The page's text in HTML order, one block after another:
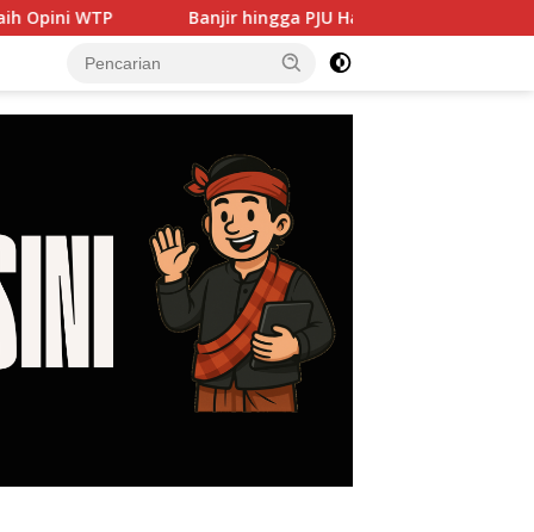
hingga PJU Harus Jadi Prioritas, DPRD Dorong Pemkot